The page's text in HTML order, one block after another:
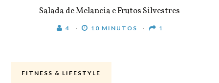
Salada de Melancia e Frutos Silvestres
4 10 MINUTOS 1
FITNESS & LIFESTYLE